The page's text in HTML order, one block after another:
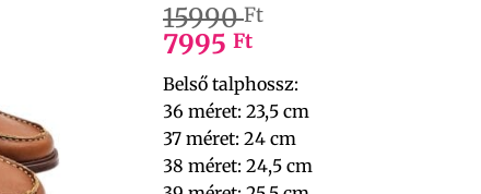
15990Ft
7995 Ft
Belső talphossz:
36 méret: 23,5 cm
37 méret: 24 cm
38 méret: 24,5 cm